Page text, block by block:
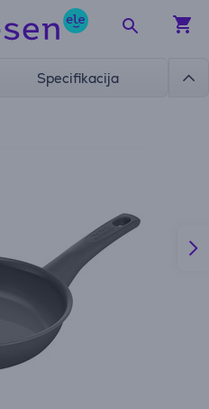
Specifikacija